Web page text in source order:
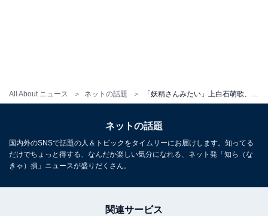
All About ニュース ネットの話題
ネットの話題
国内外のSNSで話題の人＆トピックをタイムリーにお届けします。知ってる
だけでちょっと得する、なんだか楽しい気分になれる、ネット発「知ら（な
きゃ）損」ニュースが盛りだくさん。
関連サービス